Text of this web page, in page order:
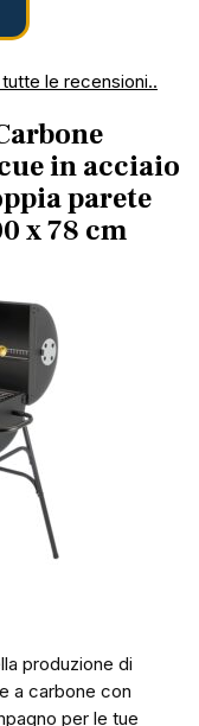
le recensioni..
in acciaio
parete
x 78 cm
produzione di
a carbone con
per le tue